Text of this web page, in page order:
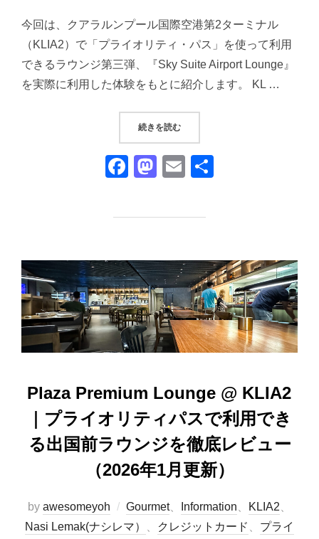
今回は、クアラルンプール国際空港第2ターミナル
（KLIA2）で「プライオリティ・パス」を使って利用
できるラウンジ第三弾、『Sky Suite Airport Lounge』
を実際に利用した体験をもとに紹介します。 KL …
続きを読む“『SKY SUITE AIRPORT
F
c
b
o
o
k
M
st
d
o
n
E
ail
Plaza Premium Lounge @ KLIA2
｜プライオリティパスで利用でき
る出国前ラウンジを徹底レビュー
（2026年1月更新）
by awesomeyoh Gourmet、 Information KLIA2
Nasi Lemak(ナシレマ）
クレジットカード
プライ